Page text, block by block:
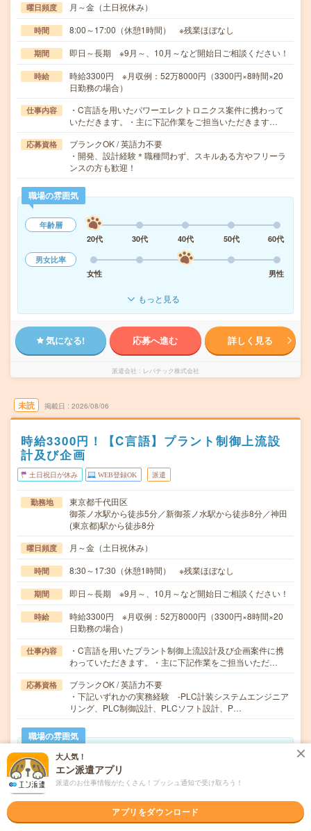
曜日頻度 月～金（土日祝休み）
時間 8:00～17:00（休憩1時間） ※残業ほぼなし
期間 即日～長期 ※9月～、10月～など開始日ご相談ください！
時給
時給3300円 ※月収例：52万8000円（3300円×8時間×20
日勤務の場合）
仕事内容
・C言語を用いたパワーエレクトロニクス案件に携わって
いただきます。・主に下記作業をご担当いただきます…
応募資格
ブランクOK / 英語力不要
・開発、設計経験＊職種問わず、スキルある方やフリーラ
ンスの方も歓迎！
職場の雰囲気
年齢層
20代
30代 40代 50代
60代
男女比率
女性
男性
もっと見る
気になる! 応募へ進む 詳しく見る
派遣会社 レバテック株式会社
未読 掲載日 2026/08/06
時給3300円！【C言語】プラント制御上流設
計及び企画
土日祝日が休み WEB登録OK 派遣
勤務地
東京都千代田区
御茶ノ水駅から徒歩5分／新御茶ノ水駅から徒歩8分／神田
(東京都)駅から徒歩8分
曜日頻度 月～金（土日祝休み）
時間 8:30～17:30（休憩1時間） ※残業ほぼなし
期間 即日～長期 ※9月～、10月～など開始日ご相談ください！
時給
時給3300円 ※月収例：52万8000円（3300円×8時間×20
日勤務の場合）
仕事内容
・C言語を用いたプラント制御上流設計及び企画案件に携
わっていただきます。・主に下記作業をご担当いただ…
応募資格
ブランクOK / 英語力不要
・下記いずれかの実務経験 -PLC計装システムエンジニア
リング、PLC制御設計、PLCソフト設計、P…
職場の雰囲気
年齢層
20代
30代 40代 50代
男女比率
大人気！
エン派遣アプリ
派遣のお仕事情報がたくさん！プッシュ通知で受け取ろう！
アプリをダウンロード